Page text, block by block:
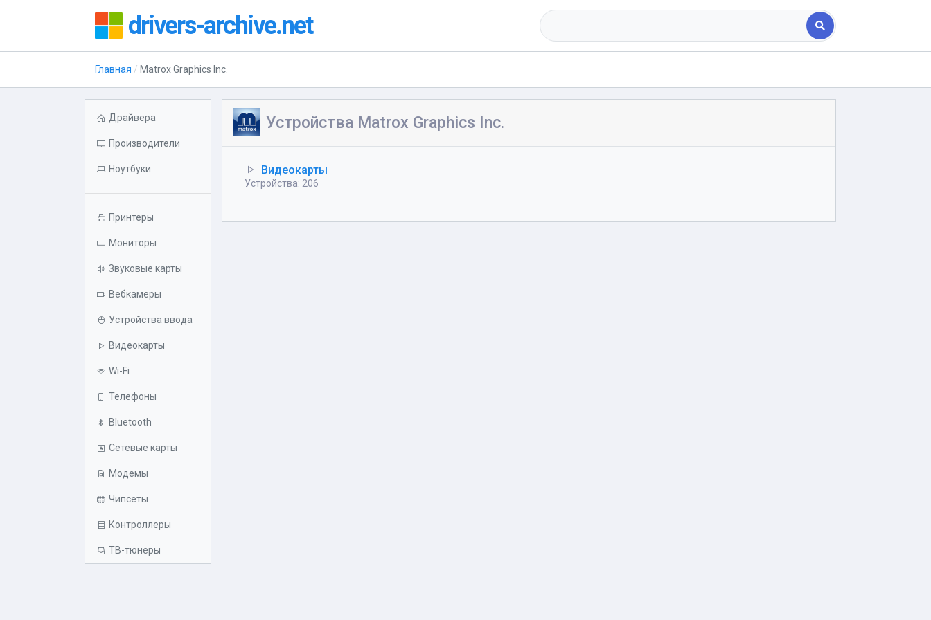
drivers-archive.net
Главная Matrox Graphics Inc.
Драйвера
Производители
Ноутбуки
Принтеры
Мониторы
Звуковые карты
Вебкамеры
Устройства ввода
Видеокарты
Wi-Fi
Телефоны
Bluetooth
Сетевые карты
Модемы
Чипсеты
Контроллеры
ТВ-тюнеры
Устройства Matrox Graphics Inc.
Видеокарты
Устройства: 206